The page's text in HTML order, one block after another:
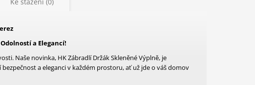
a Elegancí!
Naše novinka, HK Zábradlí Držák Skleněné Výplně, je
a eleganci v každém prostoru, ať už jde o váš domov